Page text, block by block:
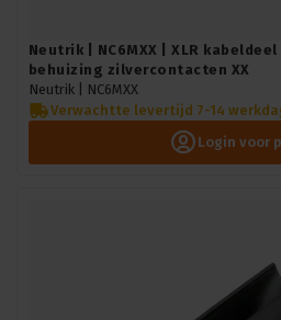
Neutrik | NC6MXX | XLR
behuizing zilvercontacten XX
Neutrik |
NC6MXX
Verwachtte levertijd 7-14
Login voor